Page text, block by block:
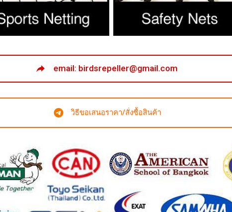
email: birdsrepeller@gmail.com
วิธีขอเสนอราคา/สั่งซื้อสินค้า